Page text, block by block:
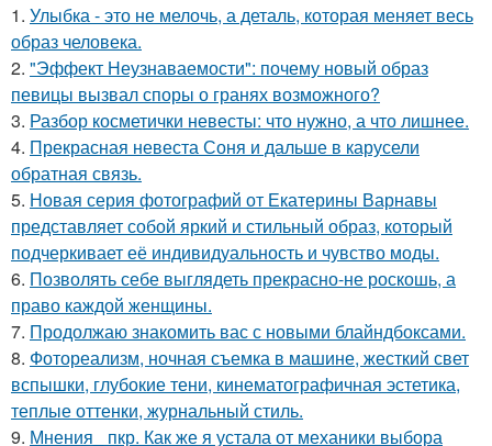
1. Улыбка - это не мелочь, а деталь, которая меняет весь
образ человека.
2. "Эффект Неузнаваемости": почему новый образ
певицы вызвал споры о гранях возможного?
3. Разбор косметички невесты: что нужно, а что лишнее.
4. Прекрасная невеста Соня и дальше в карусели
обратная связь.
5. Новая серия фотографий от Екатерины Варнавы
представляет собой яркий и стильный образ, который
подчеркивает её индивидуальность и чувство моды.
6. Позволять себе выглядеть прекрасно-не роскошь, а
право каждой женщины.
7. Продолжаю знакомить вас с новыми блайндбоксами.
8. Фотореализм, ночная съемка в машине, жесткий свет
вспышки, глубокие тени, кинематографичная эстетика,
теплые оттенки, журнальный стиль.
9. Мнения_ пкр. Как же я устала от механики выбора